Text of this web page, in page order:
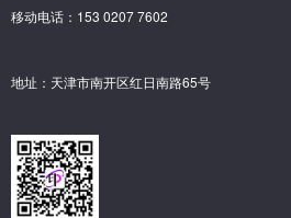
移动电话：153 0207 7602
地址：天津市南开区红日南路65号